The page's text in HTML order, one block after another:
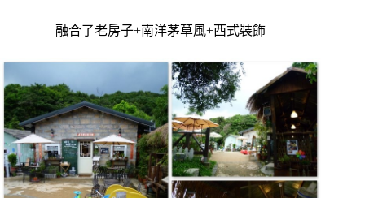
融合了老房子+南洋茅草風+西式裝飾